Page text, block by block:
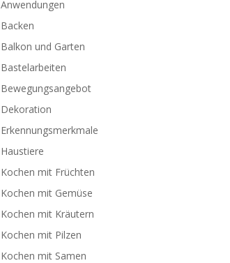
Anwendungen
Backen
Balkon und Garten
Bastelarbeiten
Bewegungsangebot
Dekoration
Erkennungsmerkmale
Haustiere
Kochen mit Früchten
Kochen mit Gemüse
Kochen mit Kräutern
Kochen mit Pilzen
Kochen mit Samen